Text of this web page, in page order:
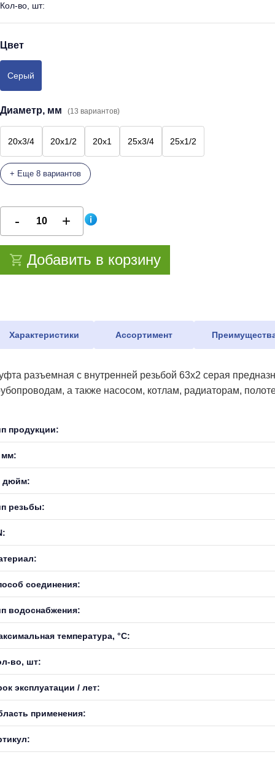
Кол-во, шт:
Цвет
Серый
Диаметр, мм (13 вариантов)
20х3/4 20х1/2 20х1 25х3/4 25х1/2
+ Еще 8 вариантов
Добавить в корзину
Характеристики Ассортимент
разъемная с внутренней резьбой 63х2 серая
а также насосом, котлам, радиаторам,
продукции:
мм:
дюйм:
резьбы:
соединения:
водоснабжения:
температура, °С:
во, шт:
эксплуатации / лет:
применения: